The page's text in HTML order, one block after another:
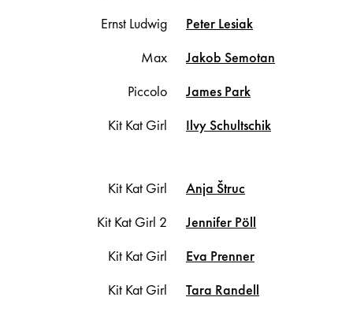
Ernst Ludwig
Peter Lesiak
Max
Jakob Semotan
Piccolo
James Park
Kit Kat Girl
IlvySchultschik
Kit Kat Girl Anja Štruc
Kit Kat Girl 2
Jennifer Pöll
Kit Kat Girl
Eva Prenner
Kit Kat Girl
Tara Randell